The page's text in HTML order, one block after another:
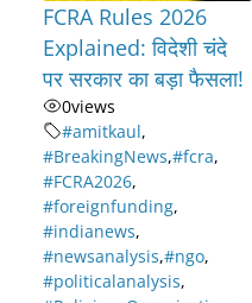
FCRA Rules 2026
Explained: विदेशी चंदे
पर सरकार का बड़ा फैसला!
0views
#amitkaul,
#BreakingNews,#fcra,
#FCRA2026,
#foreignfunding,
#indianews,
#newsanalysis,#ngo,
#politicalanalysis,